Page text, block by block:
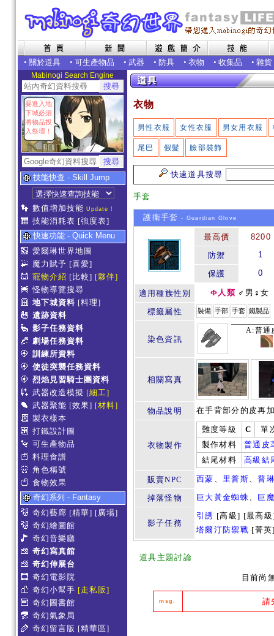
• 關於道具 • 可生產物品 • 武器 • 防具 • 衣物 • 收集品 • 雜貨
Mabinogi Search Engine
要進入地
下城必須
將物品投
入祭壇！
技能快查 - Skill Jump
數值增加技能 Update !
技能消耗表 [強度表]
快速功能 - Quick Menu
愛爾琳世界地圖
魔力賦予 [喜愛]
寵物介紹 [比較] [夥伴]
怪物導覽搜尋
地下城資料 [料理]
遺跡資料
影子任務資料
劇場任務資料
訓練所資料
使徒突襲任務資料
烈焰見習騎士團資料
武器改造模擬 [細工]
武器聚能 [效果] [材料]
製衣樣本
打鐵設計圖
可生產物品
料理食譜
角色稱號
食物效果
奇幻系列 - Fantasy
奇幻藝廊 [精華] [廣場]
奇幻繪圖館
奇幻音樂廳
奇幻寫真館
奇幻伸展台
奇幻電影院
奇幻小幫手 [走私販]
奇幻圖書館
奇幻氣象局
奇幻留言版 [精華區]
衣物
男性衣服 女性衣服 男女用衣服
尾巴 假髮 臉部裝飾
快速道具搜尋
手套
護衛手套 - Guardian Glove
最高價
8200
防禦
1
保護 0
適用種族性別 Φ人類 ♂男♀女
標籤屬性 裝備 手部 手套 鐵製品
染色資訊
A:普通
相關寫真
物品說明 在手背部分的皮再
衣物製作
難度等級 C
單
製作材料
普通皮
結尾材料
高級結
販賣NPC 西蒙 、 里普斯、普
掉落怪物 巨大黃金蜘蛛、 巨
影子任務
引誘 [高級] [最高
塔爾汀防禦戰 [菁
道具主題討論
目前尚
msg. 請